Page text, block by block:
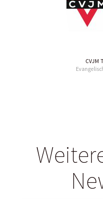
CVJM